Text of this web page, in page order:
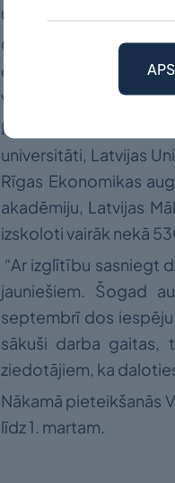
uzsāks 825 studenti.
Gada laikā
dzīvesstāsts, kas
valsts izaugsmi.
Kopš fonda
universitāti, Latvijas
Rīgas Ekonomikas
akadēmiju, Latvijas
izskoloti vairāk nekā
“Ar izglītību sasniegt
jauniešiem. Šogad
septembrī dos
sākuši darba gaitas,
ziedotājiem, ka
Nākamā pieteikšanās
līdz 1. martam.